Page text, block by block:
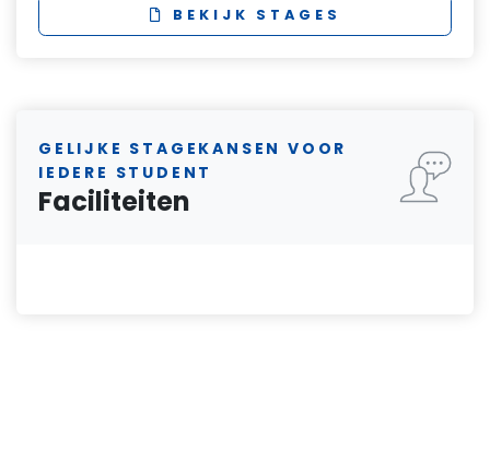
BEKIJK STAGES
GELIJKE STAGEKANSEN VOOR
IEDERE STUDENT
Faciliteiten